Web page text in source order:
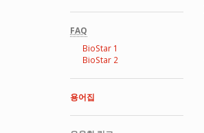
FAQ
BioStar 1
BioStar 2
용어집